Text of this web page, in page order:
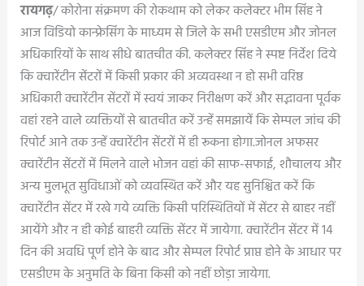
रायगढ़/ कोरोना संक्रमण की रोकथाम को लेकर कलेक्टर भीम सिंह ने
आज विडियो कान्फ्रेसिंग के माध्यम से जिले के सभी एसडीएम और जोनल
अधिकारियों के साथ सीधे बातचीत की. कलेक्टर सिंह ने स्पष्ट निर्देश दिये
कि क्वारेंटीन सेंटरों में किसी प्रकार की अव्यवस्था न हो सभी वरिष्ठ
अधिकारी क्वारेंटीन सेंटरों में स्वयं जाकर निरीक्षण करें और सद्भावना पूर्वक
वहां रहने वाले व्यक्तियों से बातचीत करें उन्हें समझायें कि सेम्पल जांच की
रिपोर्ट आने तक उन्हें क्वारेंटीन सेंटरों में ही रूकना होगा.जोनल अफसर
क्वारेंटीन सेंटरों में मिलने वाले भोजन वहां की साफ-सफाई, शौचालय और
अन्य मुलभूत सुविधाओं को व्यवस्थित करें और यह सुनिश्चित करें कि
क्वारेंटीन सेंटर में रखे गये व्यक्ति किसी परिस्थितियों में सेंटर से बाहर नहीं
आयेंगे और न ही कोई बाहरी व्यक्ति सेंटर में जायेगा. क्वारेंटीन सेंटर में 14
दिन की अवधि पूर्ण होने के बाद और सेम्पल रिपोर्ट प्राप्त होने के आधार पर
एसडीएम के अनुमति के बिना किसी को नहीं छोड़ा जायेगा.